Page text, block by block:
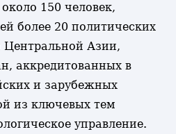
150 человек,
более 20 политических
Центральной Азии,
аккредитованных в
и зарубежных
из ключевых тем
управление.